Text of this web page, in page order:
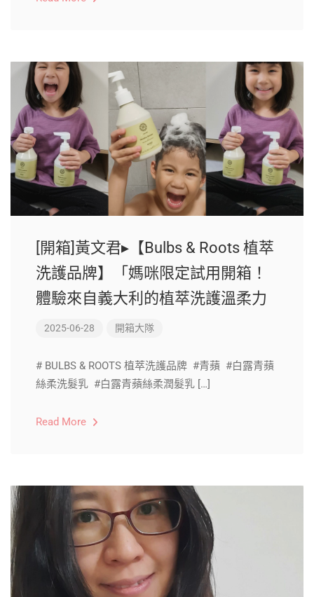
[開箱]黃文君▸【Bulbs & Roots 植萃
洗護品牌】「媽咪限定試用開箱！
體驗來自義大利的植萃洗護溫柔力
2025-06-28 開箱大隊
# BULBS & ROOTS 植萃洗護品牌 #青蘋 #白露青蘋
絲柔洗髮乳 #白露青蘋絲柔潤髮乳 […]
Read More